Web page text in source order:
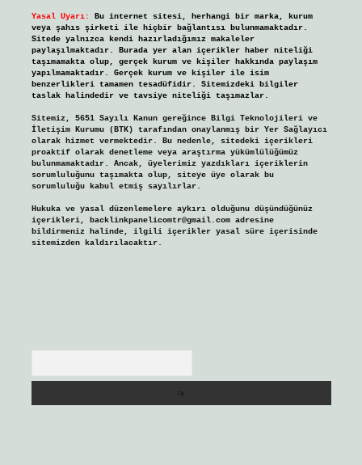
Yasal Uyarı:
Bu internet sitesi, herhangi bir marka, kurum
veya şahıs şirketi ile hiçbir bağlantısı bulunmamaktadır.
Sitede yalnızca kendi hazırladığımız makaleler
paylaşılmaktadır. Burada yer alan içerikler haber niteliği
taşımamakta olup, gerçek kurum ve kişiler hakkında paylaşım
yapılmamaktadır. Gerçek kurum ve kişiler ile isim
benzerlikleri tamamen tesadüfidir. Sitemizdeki bilgiler
taslak halindedir ve tavsiye niteliği taşımazlar.
Sitemiz, 5651 Sayılı Kanun gereğince Bilgi Teknolojileri ve
İletişim Kurumu (BTK) tarafından onaylanmış bir Yer Sağlayıcı
olarak hizmet vermektedir. Bu nedenle, sitedeki içerikleri
proaktif olarak denetleme veya araştırma yükümlülüğümüz
bulunmamaktadır. Ancak, üyelerimiz yazdıkları içeriklerin
sorumluluğunu taşımakta olup, siteye üye olarak bu
sorumluluğu kabul etmiş sayılırlar.
Hukuka ve yasal düzenlemelere aykırı olduğunu düşündüğünüz
içerikleri, backlinkpanelicomtr@gmail.comadresine
bildirmeniz halinde, ilgili içerikler yasal süre içerisinde
sitemizden kaldırılacaktır.